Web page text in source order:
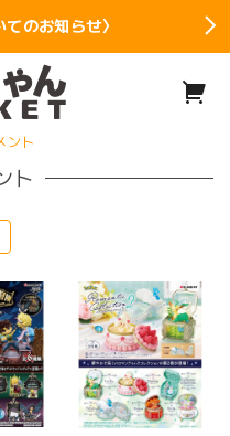
てのお知らせ〉
ント
ト